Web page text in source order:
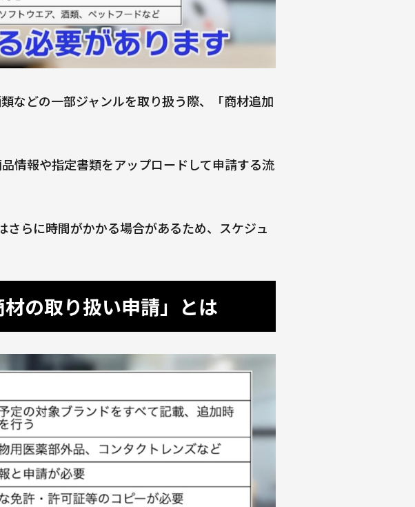
などの一部ジャンルを取り扱う際、「商材追加
情報や指定書類をアップロードして申請する流
らに時間がかかる場合があるため、スケジュ
の取り扱い申請」とは